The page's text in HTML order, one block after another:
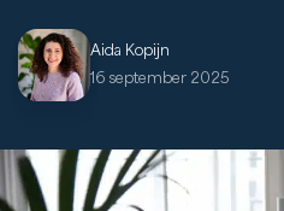
Aida Kopijn
16 september 2025